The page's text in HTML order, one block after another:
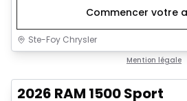
Commencer votre
Ste-Foy Chrysler
Mention légale
2026 RAM 1500 Sport